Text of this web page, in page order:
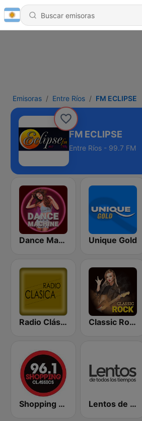
Emisoras Entre Ríos FM ECLIPSE
FM ECLIPSE
Entre Ríos - 99.7 FM
Dance Machine Unique Gold
Radio Clásica Classic Rock Station
Shopping Classics 96.1 FM Lentos de Todos Los Tiempos